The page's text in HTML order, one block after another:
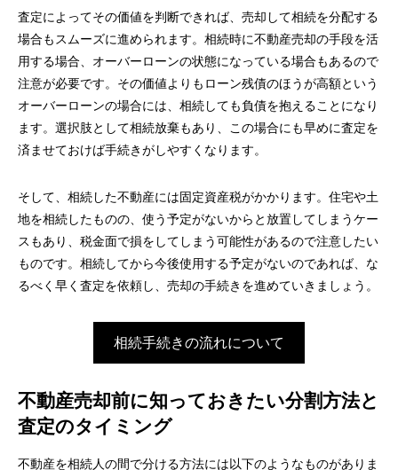
査定によってその価値を判断できれば、売却して相続を分配する
場合もスムーズに進められます。相続時に不動産売却の手段を活
用する場合、オーバーローンの状態になっている場合もあるので
注意が必要です。その価値よりもローン残債のほうが高額という
オーバーローンの場合には、相続しても負債を抱えることになり
ます。選択肢として相続放棄もあり、この場合にも早めに査定を
済ませておけば手続きがしやすくなります。
そして、相続した不動産には固定資産税がかかります。住宅や土
地を相続したものの、使う予定がないからと放置してしまうケー
スもあり、税金面で損をしてしまう可能性があるので注意したい
ものです。相続してから今後使用する予定がないのであれば、な
るべく早く査定を依頼し、売却の手続きを進めていきましょう。
相続手続きの流れについて
不動産売却前に知っておきたい分割方法と
査定のタイミング
不動産を相続人の間で分ける方法には以下のようなものがありま